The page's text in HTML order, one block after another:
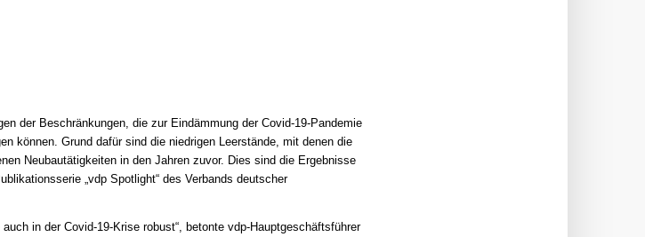
der Beschränkungen, die zur Eindämmung der Covid-19-Pandemie
können. Grund dafür sind die niedrigen Leerstände, mit denen die
Neubautätigkeiten in den Jahren zuvor. Dies sind die Ergebnisse
„vdp Spotlight“ des Verbands deutscher
in der Covid-19-Krise robust“, betonte vdp-Hauptgeschäftsführer